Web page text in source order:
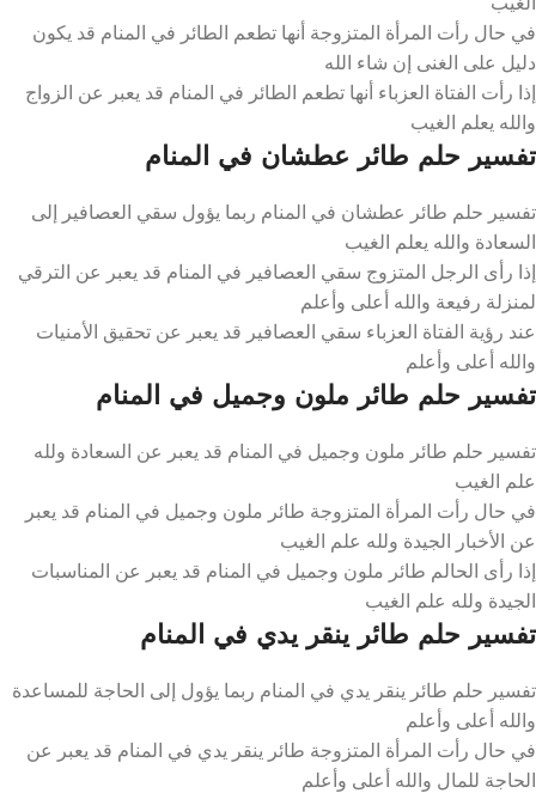
في حال رأت المرأة المتزوجة أنها تطعم الطائر في المنام قد يكون
دليل على الغنى إن شاء الله
إذا رأت الفتاة العزباء أنها تطعم الطائر في المنام قد يعبر عن الزواج
والله يعلم الغيب
تفسير حلم طائر عطشان في المنام
تفسير حلم طائر عطشان في المنام ربما يؤول سقي العصافير إلى
السعادة والله يعلم الغيب
إذا رأى الرجل المتزوج سقي العصافير في المنام قد يعبر عن الترقي
لمنزلة رفيعة والله أعلى وأعلم
عند رؤية الفتاة العزباء سقي العصافير قد يعبر عن تحقيق الأمنيات
والله أعلى وأعلم
تفسير حلم طائر ملون وجميل في المنام
تفسير حلم طائر ملون وجميل في المنام قد يعبر عن السعادة ولله
علم الغيب
في حال رأت المرأة المتزوجة طائر ملون وجميل في المنام قد يعبر
عن الأخبار الجيدة ولله علم الغيب
إذا رأى الحالم طائر ملون وجميل في المنام قد يعبر عن المناسبات
الجيدة ولله علم الغيب
تفسير حلم طائر ينقر يدي في المنام
تفسير حلم طائر ينقر يدي في المنام ربما يؤول إلى الحاجة للمساعدة
والله أعلى وأعلم
في حال رأت المرأة المتزوجة طائر ينقر يدي في المنام قد يعبر عن
الحاجة للمال والله أعلى وأعلم